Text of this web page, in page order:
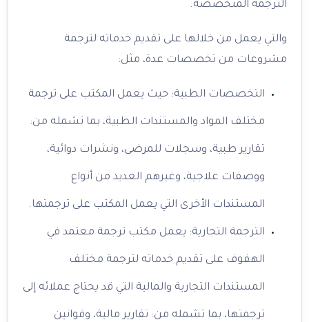
الترجمة المتخصصة.
والتي يعمل من خلالها على تقديم خدماته لترجمة
مشروعات من تخصصات عدة، مثل:
التخصصات الطبية: حيث يعمل المكتب على ترجمة
مختلف المواد والمستندات الطبية، بما تشمله من:
تقارير طبية، وسجلات للمرضى، ونشرات دوائية،
ووصفات علاجية، وغيرهم العديد من أنواع
المستندات الأخرى التي يعمل المكتب على ترجمتها.
الترجمة التجارية: يعمل مكتب ترجمة معتمد في
الهفوف على تقديم خدماته لترجمة مختلف
المستندات التجارية والمالية التي قد يحتاج عملائه إلى
ترجمتها، بما تشمله من: تقارير مالية، وقوانين